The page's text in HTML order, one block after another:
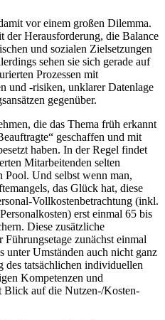
vor einem großen Dilemma.
der Herausforderung, die Balance
und sozialen Zielsetzungen
sehen sie sich gerade auf
Prozessen mit
und -risiken, unklarer Datenlage
gegenüber.
die das Thema früh erkannt
geschaffen und mit
haben. In der Regel findet
Mitarbeitenden selten
Pool. Und selbst wenn man,
das Glück hat, diese
Vollkostenbetrachtung (inkl.
erst einmal 65 bis
Diese zusätzliche
zunächst einmal
unter Umständen auch nicht ganz
des tatsächlichen individuellen
Kompetenzen und
Blick auf die Nutzen-/Kosten-